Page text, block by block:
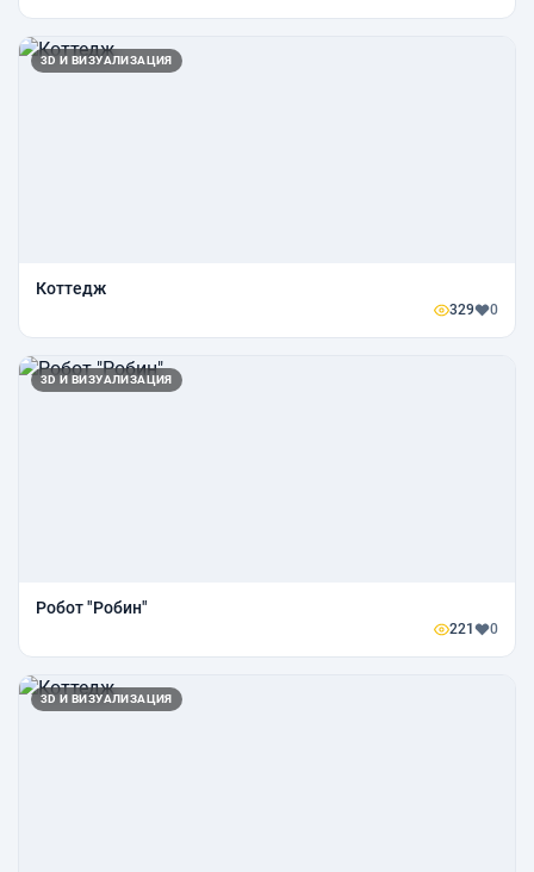
3D И ВИЗУАЛИЗАЦИЯ
Коттедж
329 0
3D И ВИЗУАЛИЗАЦИЯ
Робот "Робин"
221 0
3D И ВИЗУАЛИЗАЦИЯ